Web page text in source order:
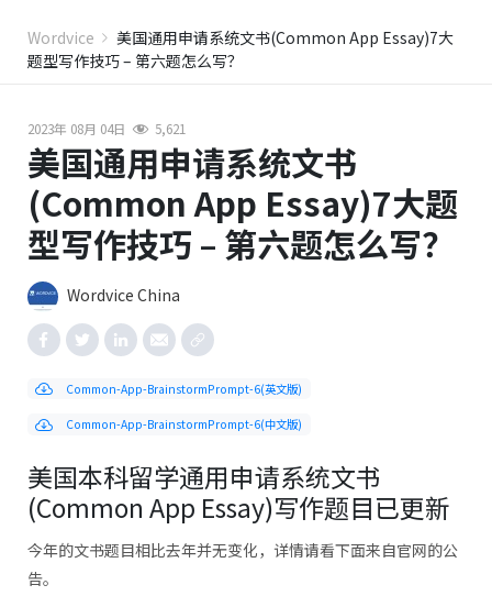
Wordvice
美国通用申请系统文书(Common App Essay)7大
题型写作技巧 – 第六题怎么写？
2023年 08月 04日 5,621
美国通用申请系统文书
(Common App Essay)7大题
型写作技巧 – 第六题怎么写？
Wordvice China
Common-App-BrainstormPrompt-6(英文版)
Common-App-BrainstormPrompt-6(中文版)
美国本科留学通用申请系统文书
(Common App Essay)写作题目已更新
今年的文书题目相比去年并无变化，详情请看下面来自官网的公
告。